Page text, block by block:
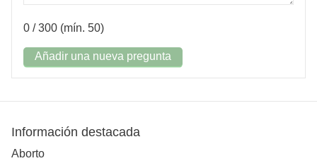
0 / 300 (mín. 50)
Añadir una nueva pregunta
Información destacada
Aborto